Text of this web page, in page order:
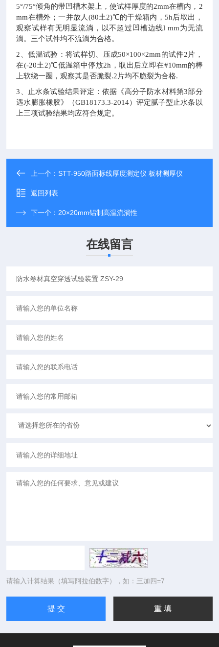
5°/75°倾角的带凹槽木架上，使试样厚度的2mm在槽内，2
mm在槽外；一并放人(80土2)℃的干燥箱内，5h后取出，
观察试样有无明显流淌，以不超过凹槽边线l mm为无流
淌。三个试件均不流淌为合格。
2 、低温试验：将试样切、压成50×100×2mm的试件2片，
在(-20土2)℃低温箱中停放2h，取出后立即在#10mm的棒
上软绕一圈，观察其是否脆裂.2片均不脆裂为合格.
3 、止水条试验结果评定：依据《高分子防水材料第3部分
遇水膨胀橡胶》（GB18173.3-2014）评定腻子型止水条以
上三项试验结果均应符合规定。
上一个：STT-950路面标线厚度测定仪 板材测厚仪
返回列表
下一个： 20×20mm铝制高温流淌性
在线留言
请输入计算结果（填写阿拉伯数字），如：三加四=7